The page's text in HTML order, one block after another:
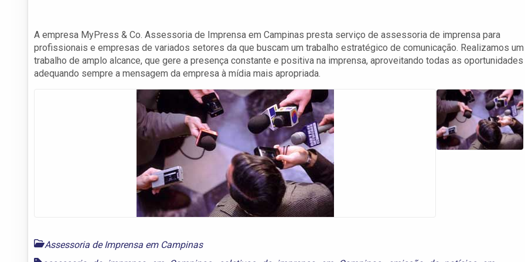
A empresa MyPress & Co. Assessoria de Imprensa em Campinas presta serviço de assessoria de imprensa para
profissionais e empresas de variados setores da que buscam um trabalho estratégico de comunicação. Realizamos um
trabalho de amplo alcance, que gere a presença constante e positiva na imprensa, aproveitando todas as
adequando sempre a mensagem da empresa à mídia mais apropriada.
Assessoria de Imprensa em Campinas